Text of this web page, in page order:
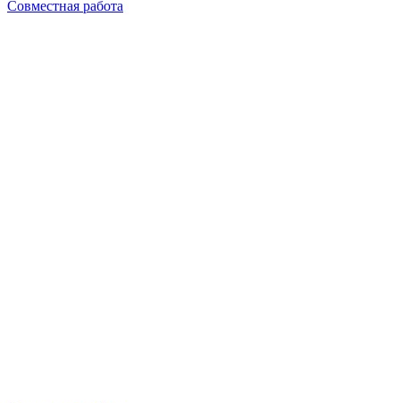
Совместная работа